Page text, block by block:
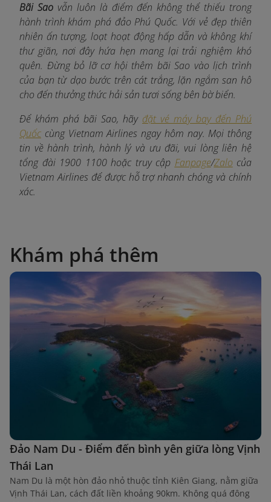
Bãi Sao vẫn luôn là điểm đến không thể thiếu trong
hành trình khám phá đảo Phú Quốc. Với vẻ đẹp thiên
nhiên ấn tượng, loạt hoạt động hấp dẫn và không khí
thư giãn, nơi đây hứa hẹn mang lại trải nghiệm khó
quên. Đừng bỏ lỡ cơ hội thêm bãi Sao vào lịch trình
của bạn từ dạo bước trên cát trắng, lặn ngắm san hô
cho đến thưởng thức hải sản tươi sống bên bờ biển.
Để khám phá bãi Sao, hãy đặt vé máy bay đến Phú
Quốc cùng Vietnam Airlines ngay hôm nay. Mọi thông
tin về hành trình, hành lý và ưu đãi, vui lòng liên hệ
tổng đài 1900 1100 hoặc truy cập Fanpage/Zalo của
Vietnam Airlines để được hỗ trợ nhanh chóng và chính
xác.
Khám phá thêm
Đảo Nam Du - Điểm đến bình yên giữa lòng Vịnh
Thái Lan
Nam Du là một hòn đảo nhỏ thuộc tỉnh Kiên Giang, nằm giữa
Vịnh Thái Lan, cách đất liền khoảng 90km. Không quá đông